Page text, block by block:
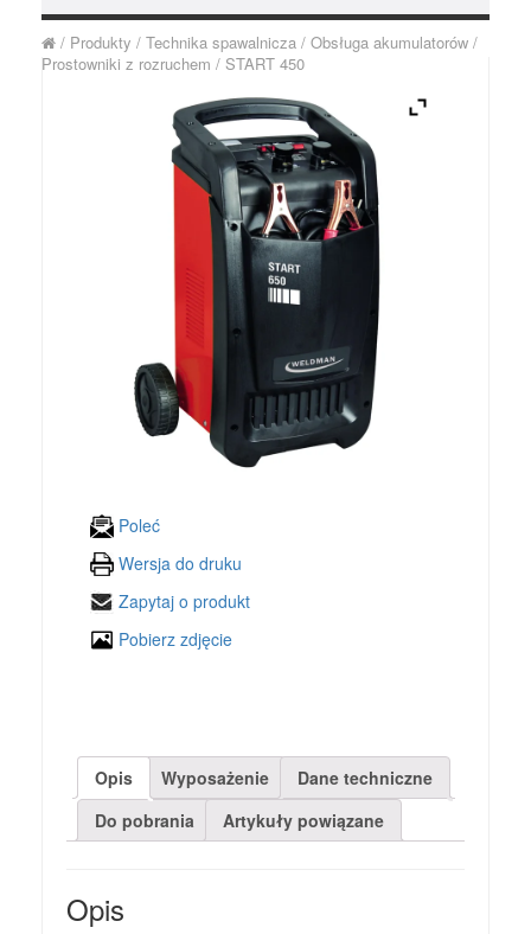
/ Produkty / Technika spawalnicza / Obsługa akumulatorów /
Prostowniki z rozruchem / START 450
Poleć
Wersja do druku
Zapytaj o produkt
Pobierz zdjęcie
Opis Wyposażenie
Dane techniczne
Do pobrania
Artykuły powiązane
Opis